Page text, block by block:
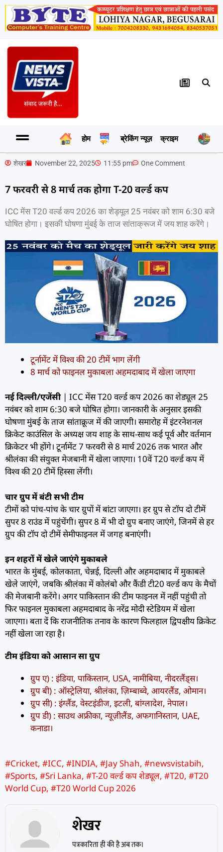
होम ब्रेकिंग न्यूज़ क्राइम
शेखर November 22, 2025 11:55 pm One Comment
7 फरवरी से 8 मार्च तक होगा T-20 वर्ल्ड कप
ICC मेंस T20 वर्ल्ड कप 2026 का शेड्यूल 25 नवंबर को शाम 6:30 बजे
घोषित होगा। इसकी घोषणा मुंबई के ताज सांताक्रूज में जय शाह करेंगे।
टूर्नामेंट में विश्व की 20 टीमें भाग लेंगी
8 मार्च को फाइनल मुकाबला अहमदाबाद में खेला जाएगा
नई दिल्ली/एजेंसी| ICC मेंस T20 वर्ल्ड कप 2026 का शेड्यूल 25
नवंबर को शाम 6:30 बजे घोषित होगा। जानकारी के अनुसार इसकी
घोषणा मुंबई के ताज सांताक्रूज में की जाएगी। समारोह में इंटरनेशनल
क्रिकेट काउंसिल के अध्यक्ष जय शाह के साथ-साथ कई पूर्व और वर्तमान
क्रिकेटर भी होंगे। टूर्नामेंट 7 फरवरी से 8 मार्च 2026 तक भारत और
श्रीलंका की संयुक्त मेजबानी में खेला जाएगा। 10वें T20 वर्ल्ड कप में
विश्व की 20 टीमें हिस्सा लेंगी।
चार ग्रुप में बंटी सभी टीम
टीमों को पांच-पांच के चार ग्रुपों में बांटा जाएगा। हर ग्रुप से टॉप दो टीमें
सुपर 8 राउंड में पहुंचेंगी। सुपर 8 में भी दो ग्रुप बनाए जाएंगे, जिनमें से हर
ग्रुप की टॉप दो टीमें सेमीफाइनल में जगह बनाएंगी।
इन शहरों में खेले जाएंगे मुकाबले
भारत के मुंबई, कोलकाता, चेन्नई, दिल्ली और अहमदाबाद में मुकाबले
खेले जाएंगे, जबकि श्रीलंका में कोलंबो और कैंडी टी20 वर्ल्ड कप के मैचों
की मेजबानी करेंगे। अगर पाकिस्तान की टीम फाइनल में नहीं पहुंची तो
फिर फाइनल मुकाबला अहमदाबाद के नरेंद्र मोदी स्टेडियम में खेला
जाएगा। बता दें कि राजनीतिक तनाव के कारण फिलहाल द्विपक्षीय क्रिकेट
नहीं खेला जा रहा है।
टीम इंडिया को आसान सा ग्रुप
ग्रुप ए) : इंडिया, पाकिस्तान, USA, नामीबिया, नीदरलैंड्स।
ग्रुप बी) : ऑस्ट्रेलिया, श्रीलंका, ज़िम्बाब्वे, आयरलैंड, ओमान।
ग्रुप सी) : इंग्लैंड, वेस्टइंडीज, इटली, बांग्लादेश, नेपाल।
ग्रुप डी) : साउथ अफ्रीका, न्यूज़ीलैंड, अफगानिस्तान, UAE,
कनाडा।
#Cricket, #ICC, #INDIA, #Jay Shah, #newsvistabih,
#Sports, #Sri Lanka, #T-20 वर्ल्ड कप शेड्यूल, #T20, #T20
World Cup, #T20 World Cup 2026
शेखर
पत्रकारिता ही की है अब तक।